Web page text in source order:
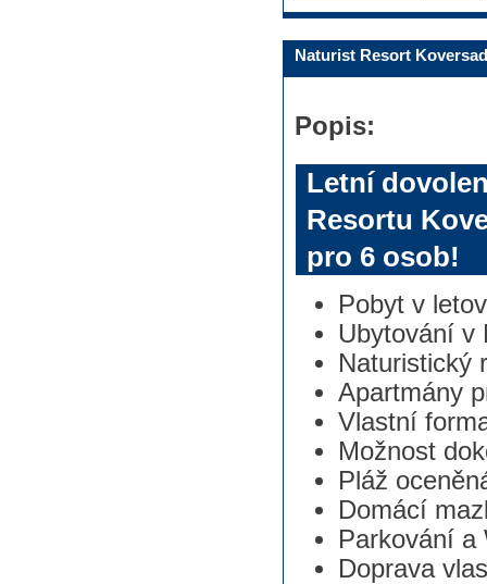
Naturist Resort
Popis:
Letní
Resortu
pro 6 osob!
Pobyt v
Ubytování v
Naturistický
Apartmány
Vlastní
Možnost
Pláž
Domácí
Parkování a
Doprava